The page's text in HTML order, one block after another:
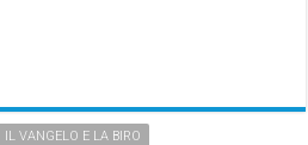
IL VANGELO E LA BIRO